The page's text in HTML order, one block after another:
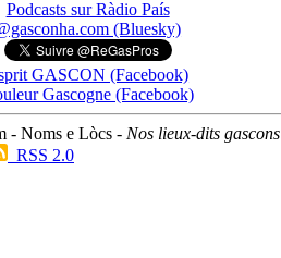
Podcasts sur Ràdio País
(Bluesky)
GASCON (Facebook)
Gascogne (Facebook)
- Noms e Lòcs - Nos lieux-dits gascons
RSS 2.0